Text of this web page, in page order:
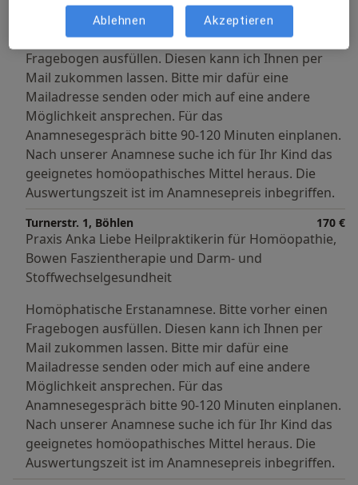
Homöopathie und Bowen Faszientherapie
Homöphatische Erstanamnese. Bitte vorher einen
Fragebogen ausfüllen. Diesen kann ich Ihnen per
Mail zukommen lassen. Bitte mir dafür eine
Mailadresse senden oder mich auf eine andere
Möglichkeit ansprechen. Für das
Anamnesegespräch bitte 90-120 Minuten einplanen.
Nach unserer Anamnese suche ich für Ihr Kind das
geeignetes homöopathisches Mittel heraus. Die
Auswertungszeit ist im Anamnesepreis inbegriffen.
Turnerstr. 1, Böhlen 170 €
Praxis Anka Liebe Heilpraktikerin für Homöopathie,
Bowen Faszientherapie und Darm- und
Stoffwechselgesundheit
Homöphatische Erstanamnese. Bitte vorher einen
Fragebogen ausfüllen. Diesen kann ich Ihnen per
Mail zukommen lassen. Bitte mir dafür eine
Mailadresse senden oder mich auf eine andere
Möglichkeit ansprechen. Für das
Anamnesegespräch bitte 90-120 Minuten einplanen.
Nach unserer Anamnese suche ich für Ihr Kind das
geeignetes homöopathisches Mittel heraus. Die
Auswertungszeit ist im Anamnesepreis inbegriffen.
Ablehnen Akzeptieren